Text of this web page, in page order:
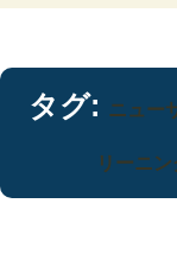
タグ: ニュー
リーニン